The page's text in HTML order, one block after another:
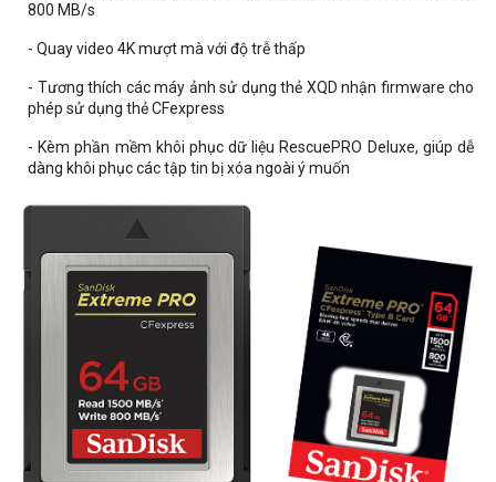
800 MB/s
- Quay video 4K mượt mà với độ trễ thấp
- Tương thích các máy ảnh sử dụng thẻ XQD nhận firmware cho
phép sử dụng thẻ CFexpress
- Kèm phần mềm khôi phục dữ liệu RescuePRO Deluxe, giúp dễ
dàng khôi phục các tập tin bị xóa ngoài ý muốn